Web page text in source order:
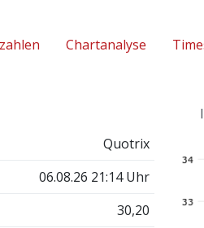
Chartanalyse
Quotrix
06.08.26 21:14 Uhr
30,20